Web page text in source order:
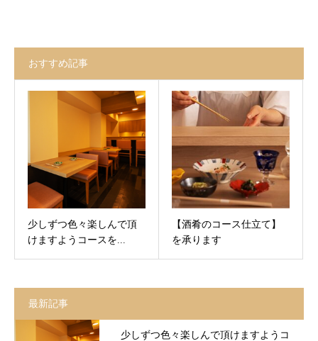
おすすめ記事
少しずつ色々楽しんで頂
けますようコースを...
【酒肴のコース仕立て】
を承ります
最新記事
少しずつ色々楽しんで頂けますようコ